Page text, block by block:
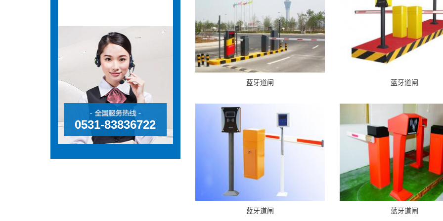
蓝牙道闸 蓝牙道闸
蓝牙道闸 蓝牙道闸
0531-83836722